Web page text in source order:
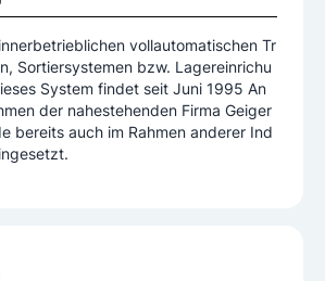
vollautomatischen Tr
Sortiersystemen bzw. Lagereinrichu
der nahestehenden Firma Geiger
bereits auch im Rahmen anderer Ind